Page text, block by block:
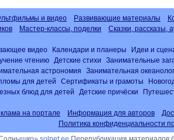
и видео Развивающие материалы
Мастер-классы, поделки Сказки, рассказы,
видео Календари и планеры Идеи и
чтению Детские стихи Занимательные
астрономия Занимательная
для детей Сертификаты и грамоты
блюд для детей
Детские причёски
на портале Информация для авторов
Политика конфиденциальности